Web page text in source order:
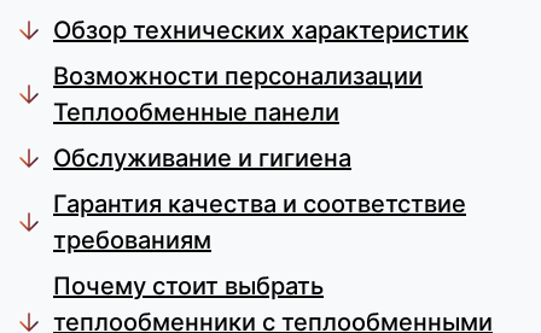
Обзор технических характеристик
Возможности персонализации
Теплообменные панели
Обслуживание и гигиена
Гарантия качества и соответствие
требованиям
Почему стоит выбрать
теплообменники с теплообменными
Heat Transfer Technology
Purpose:
Сохраняет ваши настройки
1 год
СТАТИСТИКА